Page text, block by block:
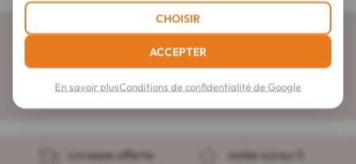
Abonnez-vous à la newsletter
Livraison offerte notée 4,6 sur 5
CHOISIR
ACCEPTER
En savoir plusConditions de confidentialité de Google